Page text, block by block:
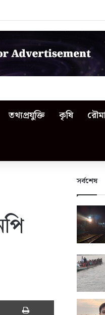
তথ্যপ্রযুক্তি কৃষি
via Email Print
সর্বশেষ